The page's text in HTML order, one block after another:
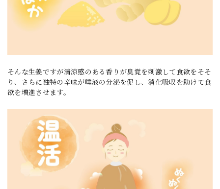
そんな生姜ですが清涼感のある香りが臭覚を刺激して食欲をそそ
り、さらに独特の辛味が唾液の分泌を促し、消化吸収を助けて食
欲を増進させます。